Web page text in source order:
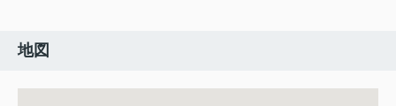
地図